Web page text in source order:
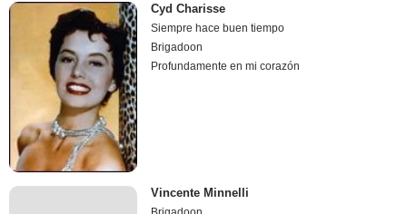
Cyd Charisse
Siempre hace buen tiempo
Brigadoon
Profundamente en mi corazón
Vincente Minnelli